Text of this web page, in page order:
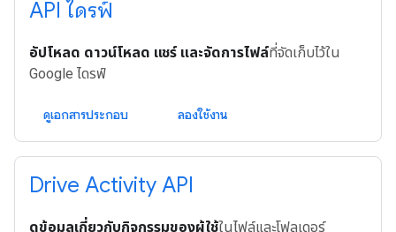
API ไดรฟ์
อัปโหลด ดาวน์โหลด แชร์ และจัดการไฟล์ที่จัดเก็บไว้ใน
Google ไดรฟ์
ดูเอกสารประกอบ ลองใช้งาน
Drive Activity API
ดูข้อมูลเกี่ยวกับกิจกรรมของผู้ใช้ในไฟล์และโฟลเดอร์